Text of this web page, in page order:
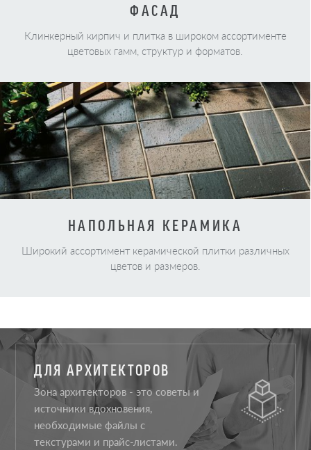
ФАСАД
Клинкерный кирпич и плитка в широком ассортименте
цветовых гамм, структур и форматов.
НАПОЛЬНАЯ КЕРАМИКА
Широкий ассортимент керамической плитки различных
цветов и размеров.
ДЛЯ АРХИТЕКТОРОВ
Зона архитекторов - это советы и
источники вдохновения,
необходимые файлы с
текстурами и прайс-листами.